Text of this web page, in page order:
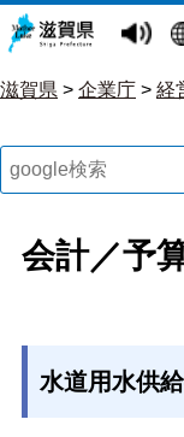
滋賀県 > 企業庁 > 経
会計／予
水道用水供